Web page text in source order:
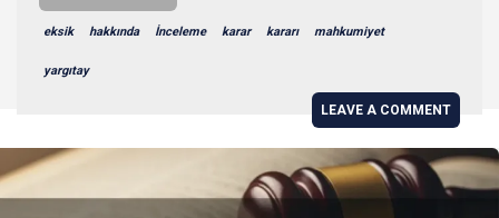
eksik hakkında İnceleme karar kararı mahkumiyet
yargıtay
LEAVE A COMMENT